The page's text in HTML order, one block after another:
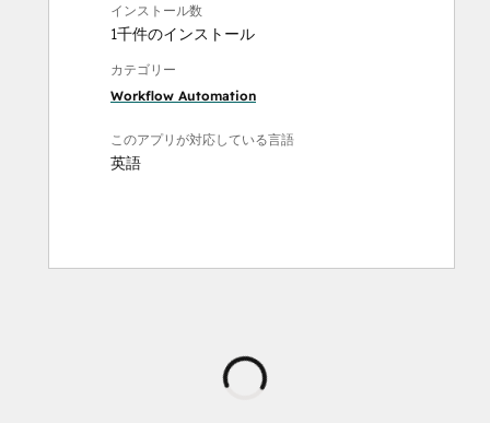
インストール数
1千件のインストール
カテゴリー
Workflow Automation
このアプリが対応している言語
英語
読